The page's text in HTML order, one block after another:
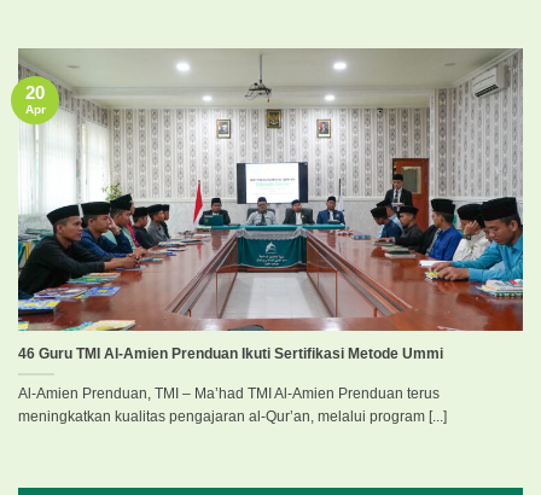
46 Guru TMI Al-Amien Prenduan Ikuti Sertifikasi Metode Ummi
Al-Amien Prenduan, TMI – Ma’had TMI Al-Amien Prenduan terus
meningkatkan kualitas pengajaran al-Qur’an, melalui program [...]
20
Apr